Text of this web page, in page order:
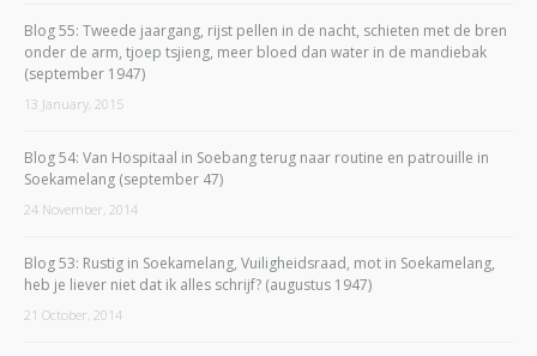
Blog 55: Tweede jaargang, rijst pellen in de nacht, schieten met de bren
onder de arm, tjoep tsjieng, meer bloed dan water in de mandiebak
(september 1947)
13 January, 2015
Blog 54: Van Hospitaal in Soebang terug naar routine en patrouille in
Soekamelang (september 47)
24 November, 2014
Blog 53: Rustig in Soekamelang, Vuiligheidsraad, mot in Soekamelang,
heb je liever niet dat ik alles schrijf? (augustus 1947)
21 October, 2014